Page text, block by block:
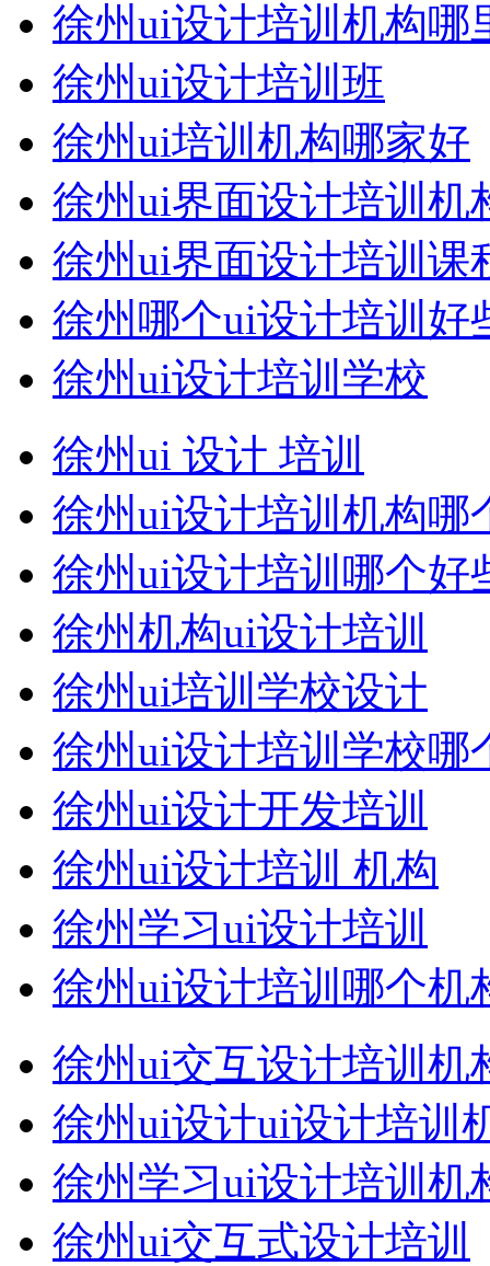
徐州ui设计培训机构哪
徐州ui设计培训班
徐州ui培训机构哪家好
徐州ui界面设计培训机
徐州ui界面设计培训课
徐州哪个ui设计培训好
徐州ui设计培训学校
徐州ui 设计 培训
徐州ui设计培训机构哪
徐州ui设计培训哪个好
徐州机构ui设计培训
徐州ui培训学校设计
徐州ui设计培训学校哪
徐州ui设计开发培训
徐州ui设计培训 机构
徐州学习ui设计培训
徐州ui设计培训哪个机
徐州ui交互设计培训机
徐州ui设计ui设计培训
徐州学习ui设计培训机
徐州ui交互式设计培训